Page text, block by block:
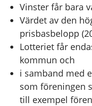
Vinster får bara
Värdet av den
prisbasbelopp
Lotteriet får
kommun och
i samband med
som föreningen
till exempel